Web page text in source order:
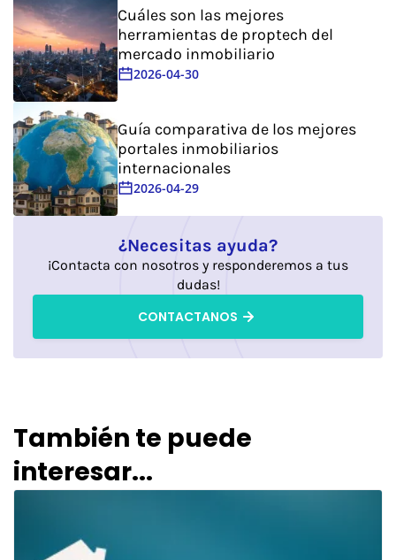
Cuáles son las mejores
herramientas de proptech del
mercado inmobiliario
2026-04-30
Guía comparativa de los mejores
portales inmobiliarios
internacionales
2026-04-29
¿Necesitas ayuda?
¡Contacta con nosotros y responderemos a tus
dudas!
CONTACTANOS
También te puede
interesar...